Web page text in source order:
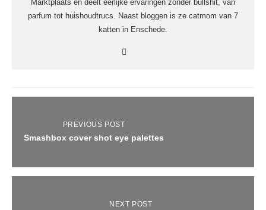
Marktplaats en deelt eerlijke ervaringen zonder bullshit, van
parfum tot huishoudtrucs. Naast bloggen is ze catmom van 7
katten in Enschede.
PREVIOUS POST
Smashbox cover shot eye palettes
NEXT POST